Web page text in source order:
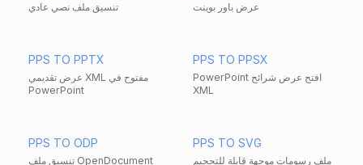
تنسيق ملف نصي عادي عرض باور بوينت
PPS TO PPTX
عرض تقديمي XML مفتوح في
PowerPoint
PPS TO PPSX
PowerPoint افتح عرض شرائح
XML
PPS TO ODP
تنسيق ملف OpenDocument
PPS TO SVG
ملف رسومات موجهة قابلة للتحجيم